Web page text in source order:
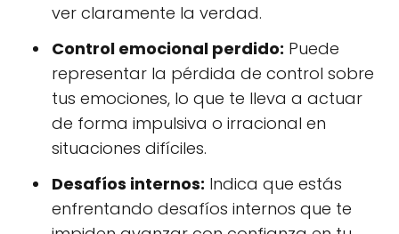
ver claramente la verdad.
Control emocional perdido: Puede
representar la pérdida de control sobre
tus emociones, lo que te lleva a actuar
de forma impulsiva o irracional en
situaciones difíciles.
Desafíos internos: Indica que estás
enfrentando desafíos internos que te